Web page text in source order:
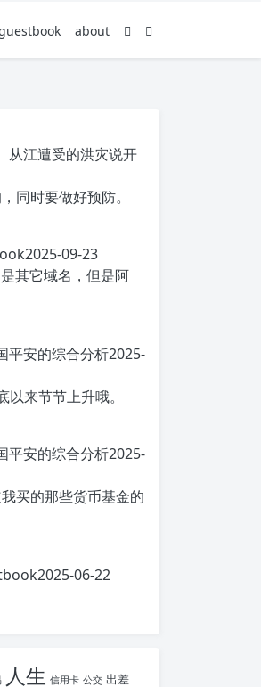
about
从江遭受的洪灾说开
同时要做好预防。
2025-09-23
其它域名，但是阿
平安的综合分析2025-
来节节上升哦。
平安的综合分析2025-
买的那些货币基金的
2025-06-22
人生 信用卡 公交 出差